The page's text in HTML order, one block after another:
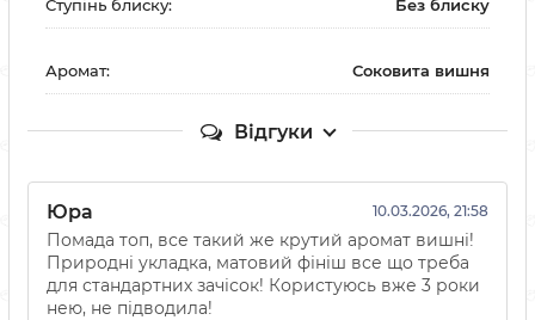
Ступінь блиску: Без блиску
Аромат: Соковита вишня
Відгуки
Юра 10.03.2026, 21:58
Помада топ, все такий же крутий аромат вишні!
Природні укладка, матовий фініш все що треба
для стандартних зачісок! Користуюсь вже 3 роки
нею, не підводила!